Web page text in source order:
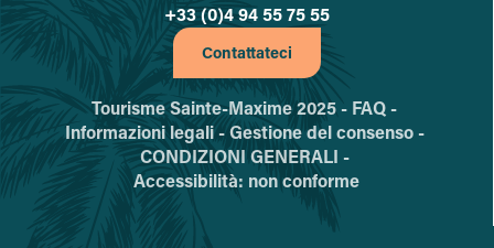
+33 (0)4 94 55 75 55
Contattateci
Tourisme Sainte-Maxime 2025 - FAQ -
Informazioni legali -Gestione del consenso -
CONDIZIONI GENERALI -
Accessibilità: non conforme